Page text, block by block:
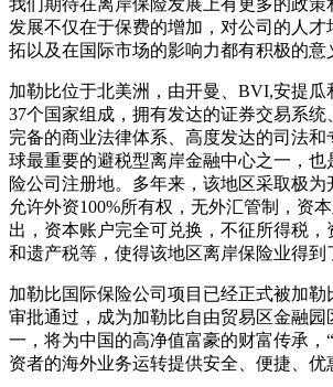
发展不仅在于保费的增加，对公司的人
拓以及在国际市场的影响力都有积极的意
加勒比位于北美洲，由开曼、BVI,安提瓜
37个国家组成，拥有发达的证券交易系统
完备的商业法律体系、高度发达的司法和
球最重要的避税型离岸金融中心之一，也
险公司注册地。多年来，该地区采取极为
允许外资100%所有权，无外汇管制，资
出，资本账户完全可兑换，不征所得税
和遗产税等，使得该地区离岸保险业得到
加勒比国际保险公司项目已经正式被加勒
审批通过，成为加勒比自由贸易区金融园
一，将为中国的高净值富豪的财富传承，
资者的海外业务运转提供安全、便捷、优